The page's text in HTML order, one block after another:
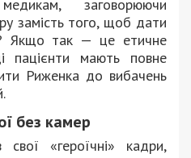
заговорюючи
замість того, щоб дати
Якщо так — це етичне
пацієнти мають повне
Риженка до вибачень
без камер
«героїчні» кадри,